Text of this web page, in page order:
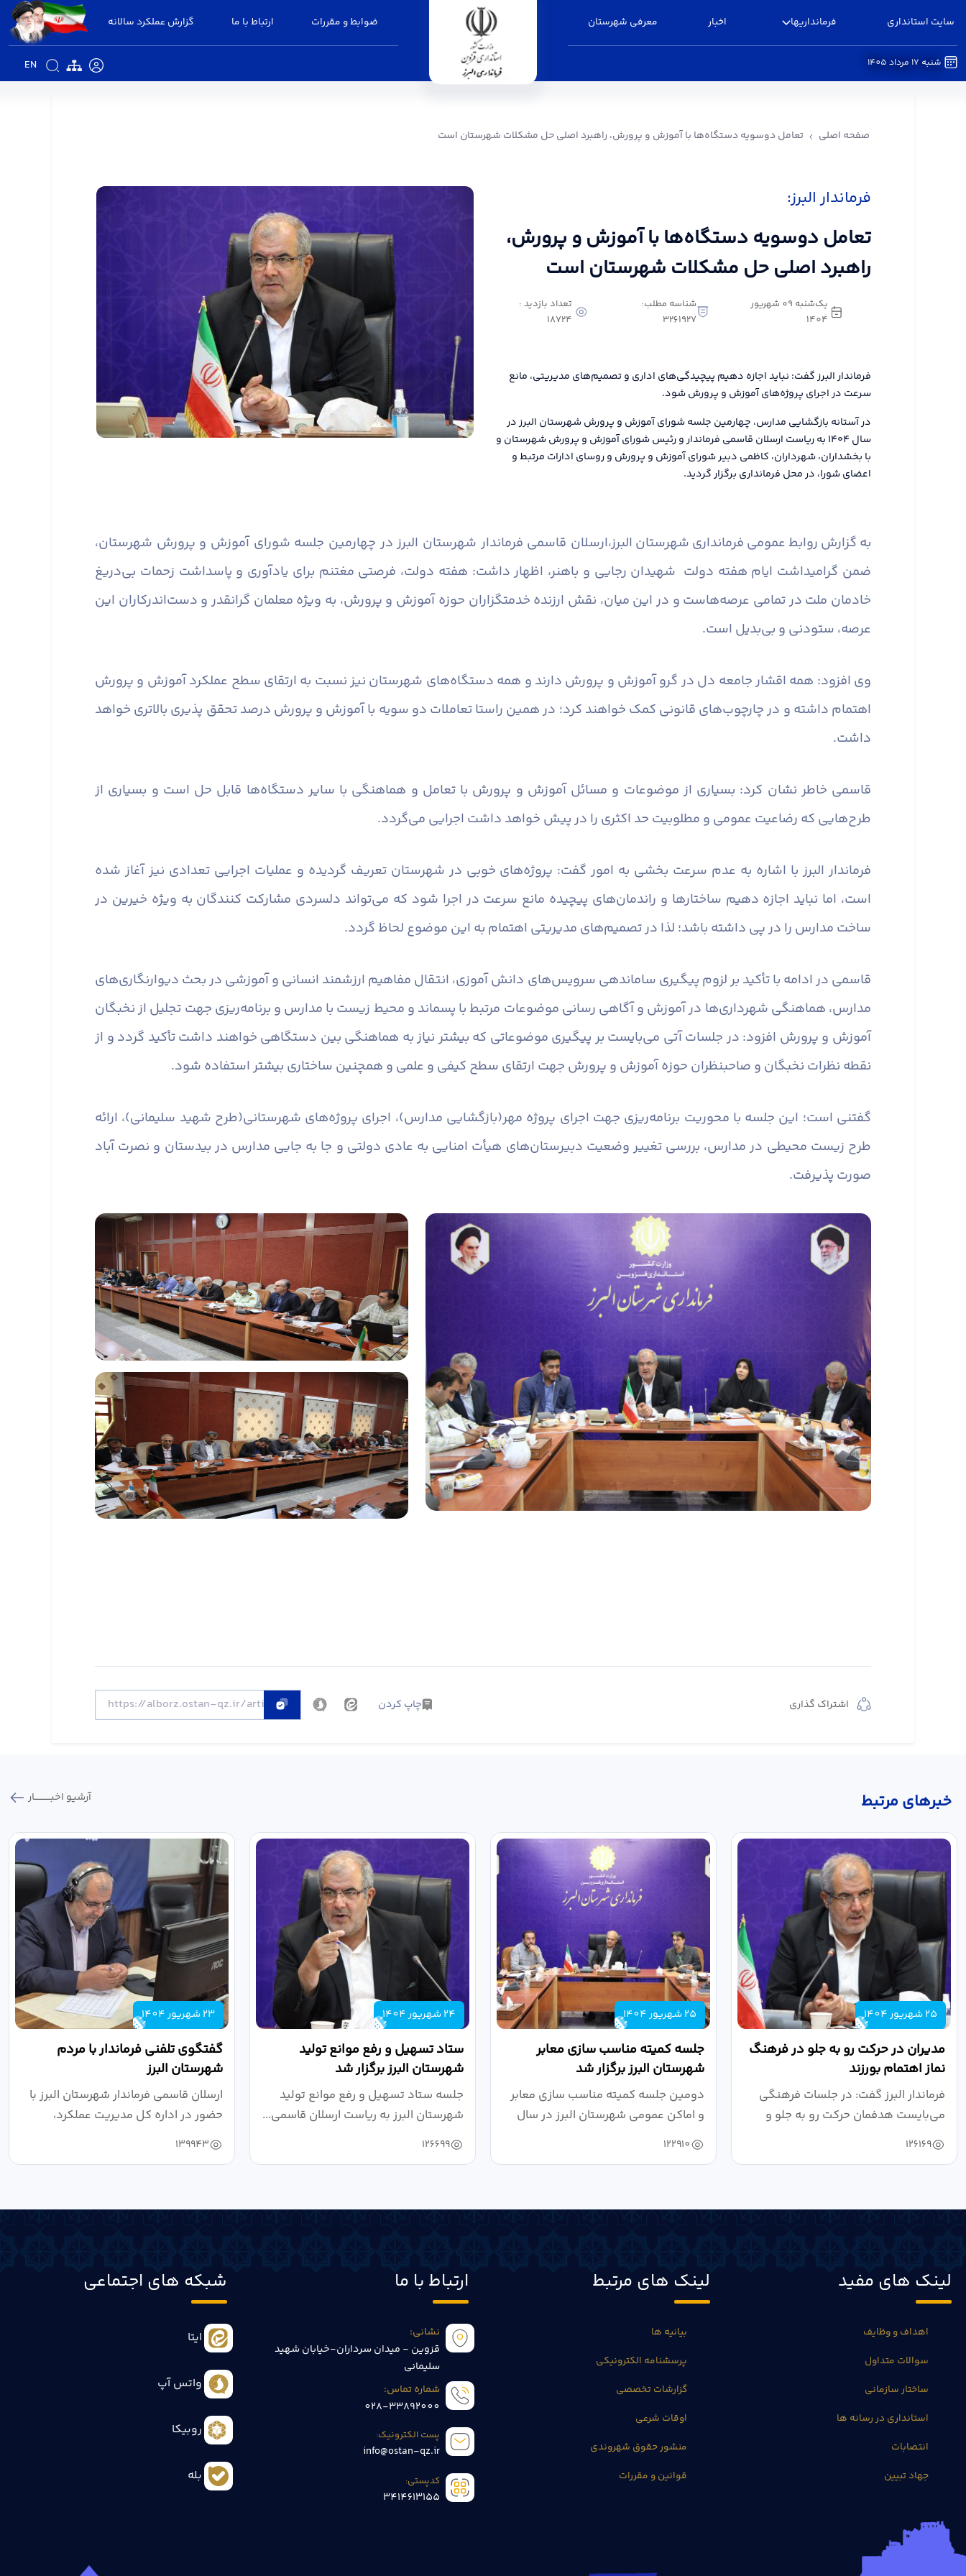
سایت استانداری فرمانداریها اخبار معرفی شهرستان ضوابط و مقررات ارتباط با ما گزارش عملکرد سالانه
EN شنبه 17 مرداد 1405
صفحه اصلی تعامل دوسویه دستگاه‌ها با آموزش و پرورش، راهبرد اصلی حل مشکلات شهرستان است
فرماندار البرز:
تعامل دوسویه دستگاه‌ها با آموزش و پرورش،
راهبرد اصلی حل مشکلات شهرستان است
یک‌شنبه 09 شهریور
1404
شناسه مطلب:
3261927
تعداد بازدید :
18724
فرماندار البرز گفت: نباید اجازه دهیم پیچیدگی‌های اداری و تصمیم‌های مدیریتی، مانع
سرعت در اجرای پروژه‌های آموزش و پرورش شود.
در آستانه بازگشایی مدارس، چهارمین جلسه شورای آموزش و پرورش شهرستان البرز در
سال ۱۴۰۴ به ریاست ارسلان قاسمی فرماندار و رئیس شورای آموزش و پرورش شهرستان و
با بخشداران، شهرداران، کاظمی دبیر شورای آموزش و پرورش و روسای ادارات مرتبط و
اعضای شورا، در محل فرمانداری برگزار گردید.
به گزارش روابط عمومی فرمانداری شهرستان البرز،ارسلان قاسمی فرماندار شهرستان البرز در چهارمین جلسه شورای آموزش و پرورش شهرستان،
ضمن گرامیداشت ایام هفته دولت شهیدان رجایی و باهنر، اظهار داشت: هفته دولت، فرصتی مغتنم برای یادآوری و پاسداشت زحمات بی‌دریغ
خادمان ملت در تمامی عرصه‌هاست و در این میان، نقش ارزنده خدمتگزاران حوزه آموزش و پرورش، به ویژه معلمان گرانقدر و دست‌اندرکاران این
عرصه، ستودنی و بی‌بدیل است.
وی افزود: همه اقشار جامعه دل در گرو آموزش و پرورش دارند و همه دستگاه‌های شهرستان نیز نسبت به ارتقای سطح عملکرد آموزش و پرورش
اهتمام داشته و در چارچوب‌های قانونی کمک خواهند کرد؛ در همین راستا تعاملات دو سویه با آموزش و پرورش درصد تحقق پذیری بالاتری خواهد
داشت.
قاسمی خاطر نشان کرد: بسیاری از موضوعات و مسائل آموزش و پرورش با تعامل و هماهنگی با سایر دستگاه‌ها قابل حل است و بسیاری از
طرح‌هایی که رضاعیت عمومی و مطلوبیت حد اکثری را در پیش خواهد داشت اجرایی می‌گردد.
فرماندار البرز با اشاره به عدم سرعت بخشی به امور گفت: پروژه‌های خوبی در شهرستان تعریف گردیده و عملیات‌ اجرایی تعدادی نیز آغاز شده
است، اما نباید اجازه دهیم ساختارها و راندمان‌های پیچیده مانع سرعت در اجرا شود که می‌تواند دلسردی مشارکت کنندگان به ویژه خیرین در
ساخت مدارس را در پی داشته باشد؛ لذا در تصمیم‌های مدیریتی اهتمام به این موضوع لحاظ گردد.
قاسمی در ادامه با تأکید بر لزوم پیگیری ساماندهی سرویس‌های دانش آموزی، انتقال مفاهیم ارزشمند انسانی و آموزشی در بحث دیوارنگاری‌های
مدارس، هماهنگی شهرداری‌ها در آموزش و آگاهی رسانی موضوعات مرتبط با پسماند و محیط زیست با مدارس و برنامه‌ریزی جهت تجلیل از نخبگان
آموزش و پرورش افزود: در جلسات آتی می‌بایست بر پیگیری موضوعاتی که بیشتر نیاز به هماهنگی بین دستگاهی خواهند داشت تأکید گردد و از
نقطه نظرات نخبگان و صاحبنظران حوزه آموزش و پرورش جهت ارتقای سطح کیفی و علمی و همچنین ساختاری بیشتر استفاده شود.
گفتنی است؛ این جلسه با محوریت برنامه‌ریزی جهت اجرای پروژه مهر(بازگشایی مدارس)، اجرای پروژه‌های شهرستانی(طرح شهید سلیمانی)، ارائه
طرح زیست محیطی در مدارس، بررسی تغییر وضعیت دبیرستان‌‌های هیأت امنایی به عادی دولتی و جا به جایی مدارس در بیدستان و نصرت آباد
صورت پذیرفت.
اشتراک گذاری چاپ کردن
خبر‌های مرتبط آرشیو اخبـــــــــــار
25 شهریور 1404
مدیران در حرکت رو به جلو در فرهنگ
نماز اهتمام بورزند
فرماندار البرز گفت: در جلسات فرهنگی
می‌بایست هدفمان حرکت رو به جلو و
دستیابی...
126169
25 شهریور 1404
جلسه کمیته مناسب سازی معابر
شهرستان البرز برگزار شد
دومین جلسه کمیته مناسب سازی معابر
و اماکن عمومی شهرستان البرز در سال
۱۴۰۴ به...
122910
24 شهریور 1404
ستاد تسهیل و رفع موانع تولید
شهرستان البرز برگزار شد
جلسه ستاد تسهیل و رفع موانع تولید
شهرستان البرز به ریاست ارسلان قاسمی...
126699
23 شهریور 1404
گفتگوی تلفنی فرماندار با مردم
شهرستان البرز
ارسلان قاسمی فرماندار شهرستان البرز با
حضور در اداره کل مدیریت عملکرد،
بازرسی...
139943
لینک های مفید
اهداف و وظایف
سوالات متداول
ساختار سازمانی
استانداری در رسانه ها
انتصابات
جهاد تبیین
لینک های مرتبط
بیانیه ها
پرسشنامه الکترونیکی
گزارشات تخصصی
اوقات شرعی
منشور حقوق شهروندی
قوانین و مقررات
ارتباط با ما
نشانی:
قزوین - میدان سرداران-خیابان شهید
سلیمانی
شماره تماس:
028-33892000
پست الکترونیک:
info@ostan-qz.ir
کدپستی:
3414613155
شبکه های اجتماعی
ایتا
واتس آپ
روبیکا
بله